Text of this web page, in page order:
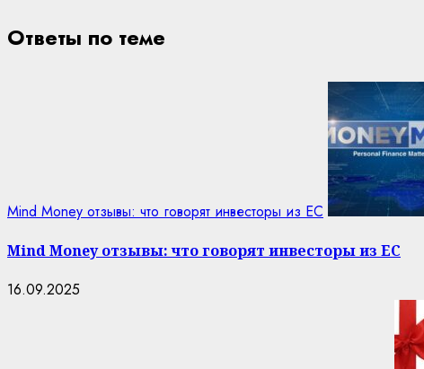
Ответы по теме
Mind Money отзывы: что говорят инвесторы из ЕС
Mind Money отзывы: что говорят инвесторы из ЕС
16.09.2025